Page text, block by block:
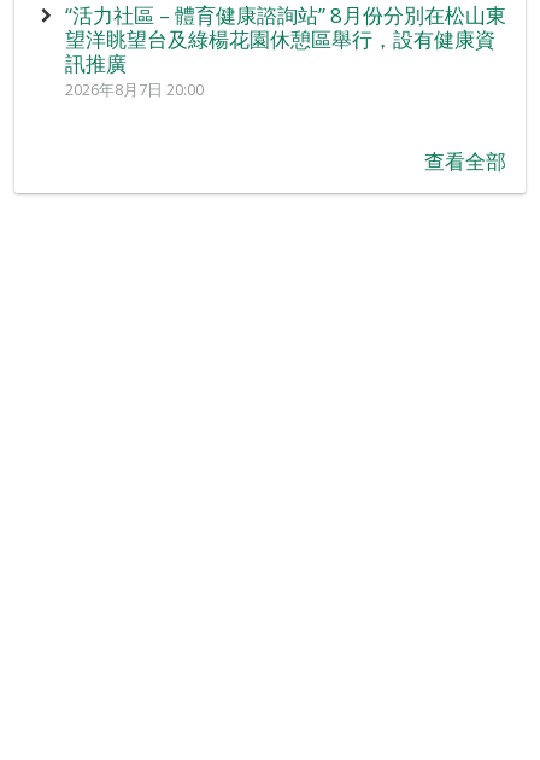
“活力社區 – 體育健康諮詢站” 8月份分別在松山東
望洋眺望台及綠楊花園休憩區舉行，設有健康資
訊推廣
2026年8月7日 20:00
查看全部